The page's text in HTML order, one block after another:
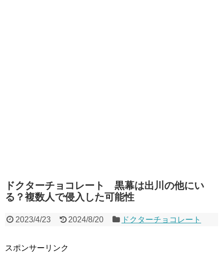
ドクターチョコレート 黒幕は出川の他にい
る？複数人で侵入した可能性
2023/4/23 2024/8/20 ドクターチョコレート
スポンサーリンク